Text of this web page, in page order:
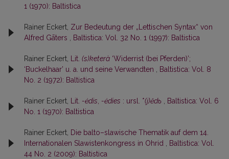
1 (1970): Baltistica
Rainer Eckert, Zur Bedeutung der „Lettischen Syntax“ von
Alfred Gāters
Baltistica: Vol. 32 No. 1 (1997): Baltistica
Rainer Eckert, Lit. (s)keterà ‘Widerrist (bei Pferden)’;
‘Buckelhaar’ u. a. und seine Verwandten
Baltistica: Vol. 8
No. 2 (1972): Baltistica
Rainer Eckert, Lit. -ėdis -ėdies : ursl. *(j)ědь
Baltistica: Vol. 6
No. 1 (1970): Baltistica
Rainer Eckert, Die balto–slawische Thematik auf dem 14.
Internationalen Slawistenkongress in Ohrid
Baltistica: Vol.
44 No. 2 (2009): Baltistica